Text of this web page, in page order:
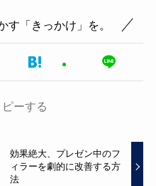
す「きっかけ」を。
ーする
効果絶大、プレゼン中のフ
ィラーを劇的に改善する方
法